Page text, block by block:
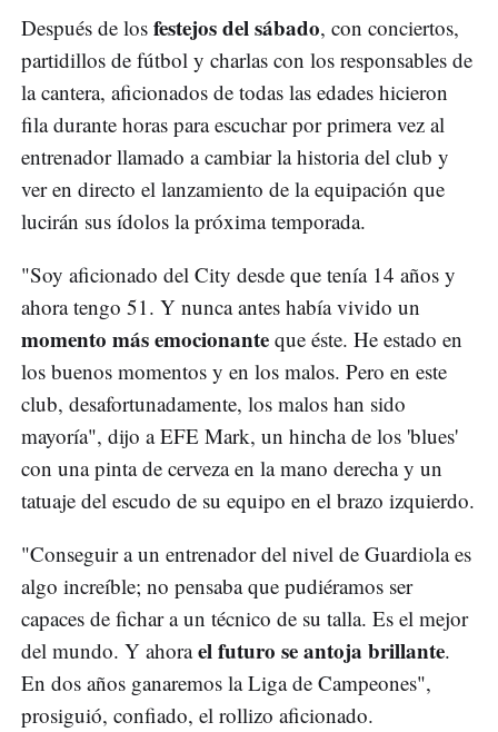
Después de los festejos del sábado, con conciertos,
partidillos de fútbol y charlas con los responsables de
la cantera, aficionados de todas las edades hicieron
fila durante horas para escuchar por primera vez al
entrenador llamado a cambiar la historia del club y
ver en directo el lanzamiento de la equipación que
lucirán sus ídolos la próxima temporada.
"Soy aficionado del City desde que tenía 14 años y
ahora tengo 51. Y nunca antes había vivido un
momento más emocionante que éste. He estado en
los buenos momentos y en los malos. Pero en este
club, desafortunadamente, los malos han sido
mayoría", dijo a EFE Mark, un hincha de los 'blues'
con una pinta de cerveza en la mano derecha y un
tatuaje del escudo de su equipo en el brazo izquierdo.
"Conseguir a un entrenador del nivel de Guardiola es
algo increíble; no pensaba que pudiéramos ser
capaces de fichar a un técnico de su talla. Es el mejor
del mundo. Y ahorael futuro se antoja brillante.
En dos años ganaremos la Liga de Campeones",
prosiguió, confiado, el rollizo aficionado.